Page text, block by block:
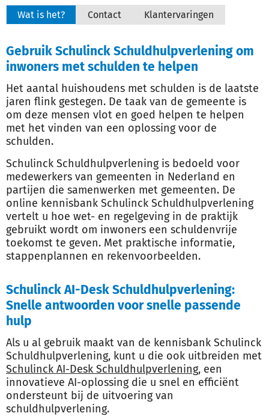
Wat is het? Contact Klantervaringen
Gebruik Schulinck Schuldhulpverlening om
inwoners met schulden te helpen
Het aantal huishoudens met schulden is de laatste
jaren flink gestegen. De taak van de gemeente is
om deze mensen vlot en goed helpen te helpen
met het vinden van een oplossing voor de
schulden.
Schulinck Schuldhulpverlening is bedoeld voor
medewerkers van gemeenten in Nederland en
partijen die samenwerken met gemeenten. De
online kennisbank Schulinck Schuldhulpverlening
vertelt u hoe wet- en regelgeving in de praktijk
gebruikt wordt om inwoners een schuldenvrije
toekomst te geven. Met praktische informatie,
stappenplannen en rekenvoorbeelden.
Schulinck AI-Desk Schuldhulpverlening:
Snelle antwoorden voor snelle passende
hulp
Als u al gebruik maakt van de kennisbank Schulinck
Schuldhulpverlening, kunt u die ook uitbreiden met
Schulinck AI-Desk Schuldhulpverlening, een
innovatieve AI-oplossing die u snel en efficiënt
ondersteunt bij de uitvoering van
schuldhulpverlening.